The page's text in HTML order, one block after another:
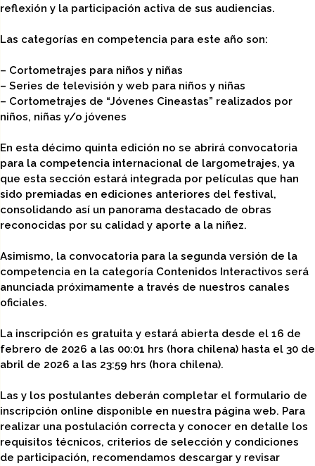
reflexión y la participación activa de sus audiencias.
Las categorías en competencia para este año son:
– Cortometrajes para niños y niñas
– Series de televisión y web para niños y niñas
– Cortometrajes de “Jóvenes Cineastas” realizados por
niños, niñas y/o jóvenes
En esta décimo quinta edición no se abrirá convocatoria
para la competencia internacional de largometrajes, ya
que esta sección estará integrada por películas que han
sido premiadas en ediciones anteriores del festival,
consolidando así un panorama destacado de obras
reconocidas por su calidad y aporte a la niñez.
Asimismo, la convocatoria para la segunda versión de la
competencia en la categoría Contenidos Interactivos será
anunciada próximamente a través de nuestros canales
oficiales.
La inscripción es gratuita y estará abierta desde el 16 de
febrero de 2026 a las 00:01 hrs (hora chilena) hasta el 30 de
abril de 2026 a las 23:59 hrs (hora chilena).
Las y los postulantes deberán completar el formulario de
inscripción online disponible en nuestra página web. Para
realizar una postulación correcta y conocer en detalle los
requisitos técnicos, criterios de selección y condiciones
de participación, recomendamos descargar y revisar